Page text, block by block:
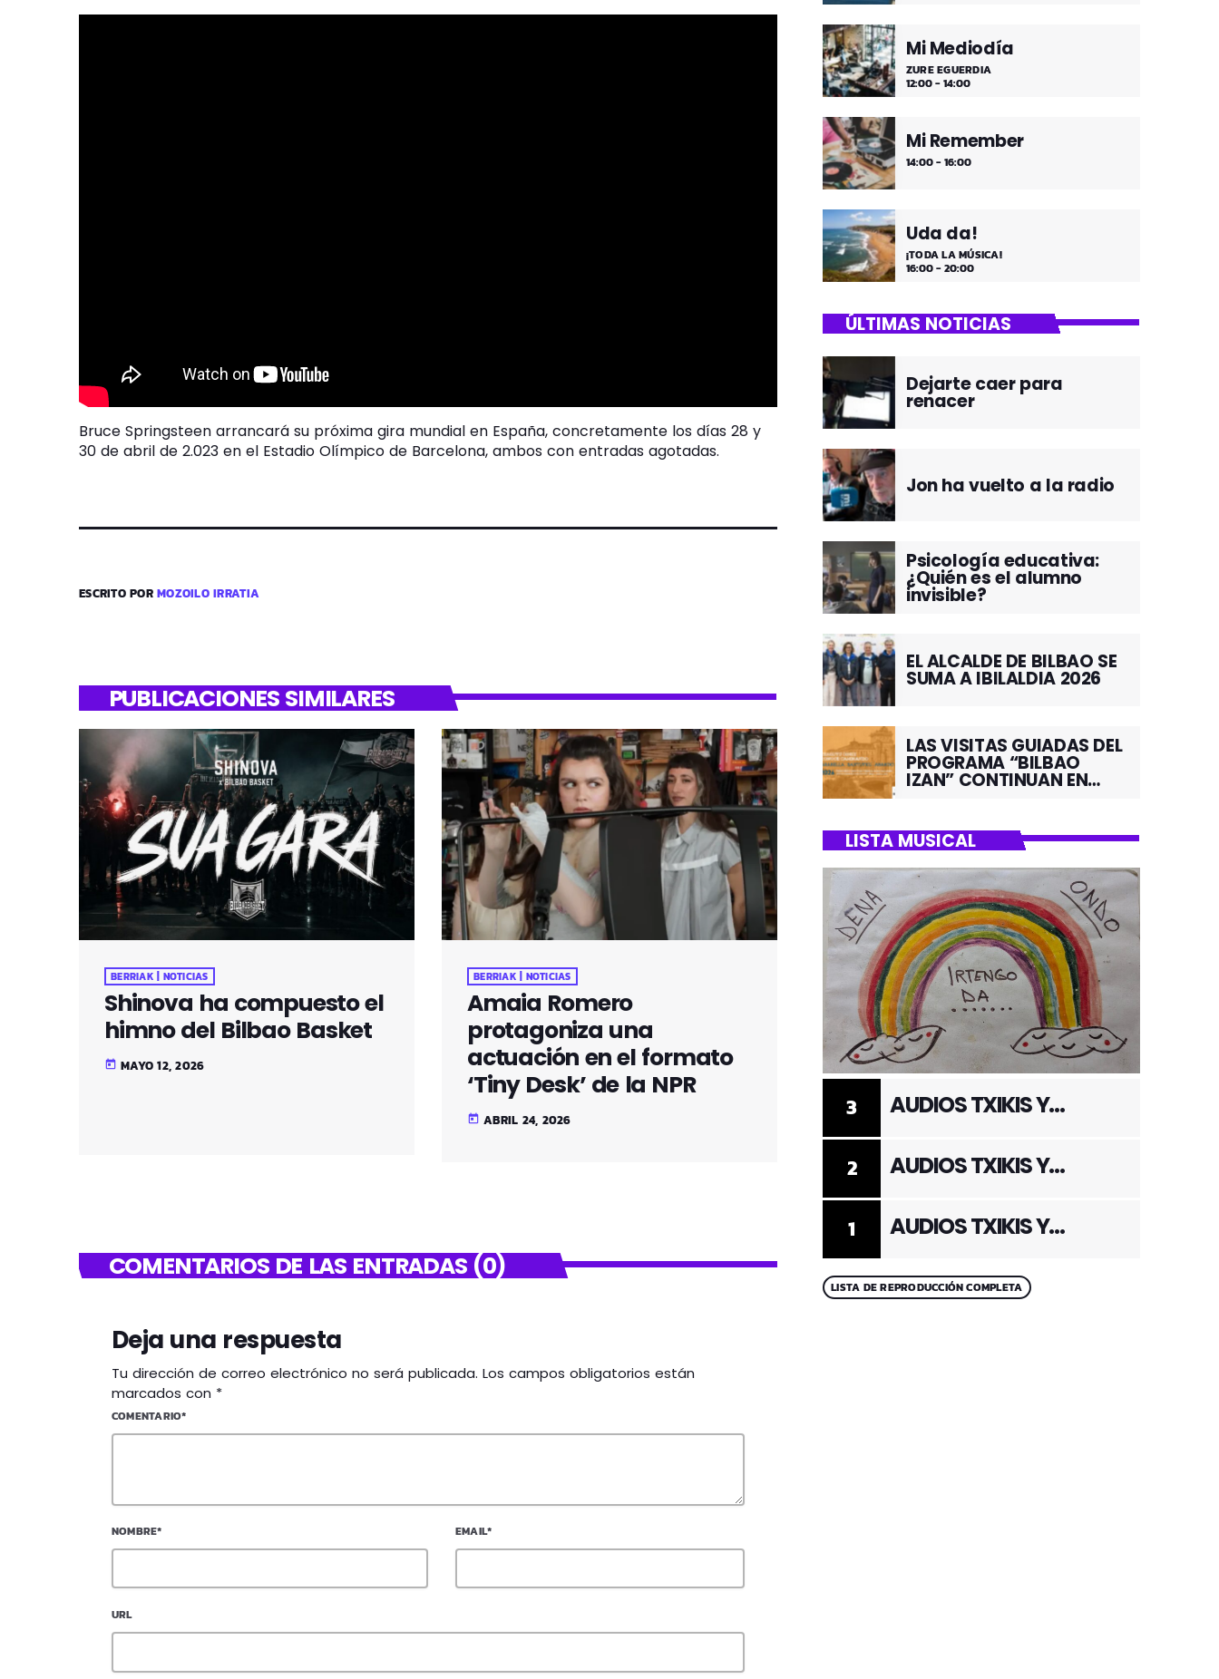
Bruce Springsteen arrancará su próxima gira mundial en España, concretamente los días 28 y
30 de abril de 2.023 en el Estadio Olímpico de Barcelona, ambos con entradas agotadas.
ESCRITO PORMOZOILO IRRATIA
PUBLICACIONES SIMILARES
BERRIAK | NOTICIAS
Shinova ha compuesto el
himno del Bilbao Basket
today MAYO 12, 2026
BERRIAK | NOTICIAS
Amaia Romero
protagoniza una
actuación en el formato
‘Tiny Desk’ de la NPR
today ABRIL 24, 2026
COMENTARIOS DE LAS ENTRADAS (0)
Deja una respuesta
Tu dirección de correo electrónico no será publicada. Los campos obligatorios están
marcados con *
COMENTARIO*
NOMBRE* EMAIL*
URL
Mi Mediodía
ZURE EGUERDIA
12:00 - 14:00
Mi Remember
14:00 - 16:00
Uda da!
¡TODA LA MÚSICA!
16:00 - 20:00
ÚLTIMAS NOTICIAS
Dejarte caer para
renacer
Jon ha vuelto a la radio
Psicología educativa:
¿Quién es el alumno
invisible?
EL ALCALDE DE BILBAO SE
SUMA A IBILALDIA 2026
LAS VISITAS GUIADAS DEL
PROGRAMA “BILBAO
IZAN” CONTINUAN EN
LISTA MUSICAL
1 AUDIOS TXIKIS Y
2 AUDIOS TXIKIS Y
3 AUDIOS TXIKIS Y
LISTA DE REPRODUCCIÓN COMPLETA